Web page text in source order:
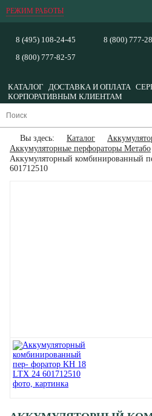
РЕЖИМ РАБОТЫ
8 (495) 108-24-45
8 (800) 777-82-57
8 (800) 777-
КАТАЛОГ ДОСТАВКА И ОПЛАТА
КОРПОРАТИВНЫМ КЛИЕНТАМ
Вы здесь: Каталог
Аккумуляторные перфораторы Метабо
Аккумуляторный комбинированный
601712510